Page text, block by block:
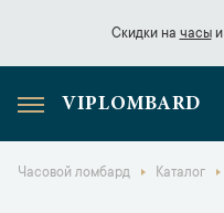
Скидки на часыи
Скидки начасы
VIPLOMBARD
Часовой ломбард Каталог